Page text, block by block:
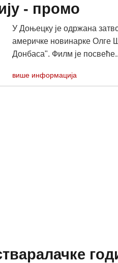
- промо
У Доњецку је одржана
америчке новинарке Олге
Донбаса". Филм је
више информација